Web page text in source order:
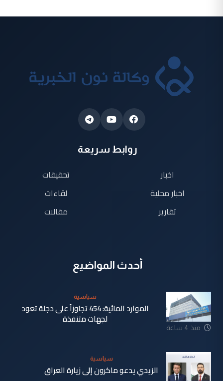
روابط سريعة
اخبار
اخبار محلية
تقارير
تحقيقات
لقاءات
مقالات
أحدث المواضيع
منذ 4 ساعة
سياسية
الموارد المائية: 454 تجاوزاً على دجلة تعود
لجهات متنفذة
سياسية
الزيدي يدعو ماكرون إلى زيارة العراق